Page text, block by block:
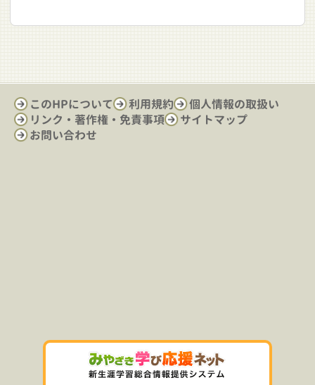
このHPについて 利用規約
個人情報の取扱い
リンク・著作権・免責事項
サイトマップ
お問い合わせ